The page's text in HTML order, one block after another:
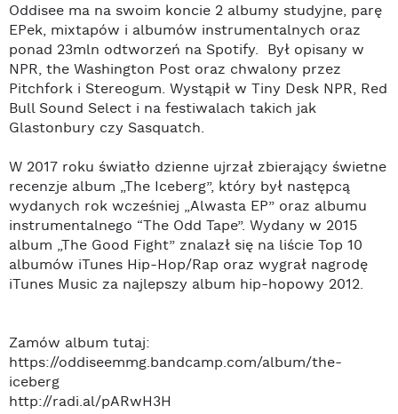
Oddisee ma na swoim koncie 2 albumy studyjne, parę
EPek, mixtapów i albumów instrumentalnych oraz
ponad 23mln odtworzeń na Spotify. Był opisany w
NPR, the Washington Post oraz chwalony przez
Pitchfork i Stereogum. Wystąpił w Tiny Desk NPR, Red
Bull Sound Select i na festiwalach takich jak
Glastonbury czy Sasquatch.
W 2017 roku światło dzienne ujrzał zbierający świetne
recenzje album „The Iceberg”, który był następcą
wydanych rok wcześniej „Alwasta EP” oraz albumu
instrumentalnego “The Odd Tape”. Wydany w 2015
album „The Good Fight” znalazł się na liście Top 10
albumów iTunes Hip-Hop/Rap oraz wygrał nagrodę
iTunes Music za najlepszy album hip-hopowy 2012.
Zamów album tutaj:
https://oddiseemmg.bandcamp.com/album/the-
iceberg
http://radi.al/pARwH3H